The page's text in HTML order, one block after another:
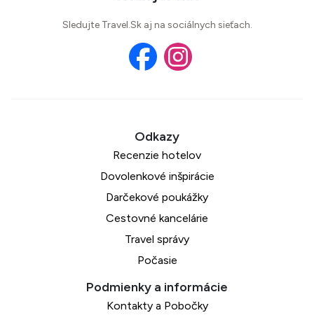
Sledujte Travel.Sk aj na sociálnych sieťach.
Recenzie hotelov
Dovolenkové inšpirácie
Darčekové poukážky
Cestovné kancelárie
Travel správy
Počasie
Kontakty a Pobočky